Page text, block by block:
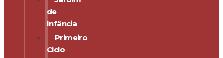
de
Infância
Primeiro
Ciclo